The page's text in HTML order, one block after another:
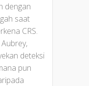
dengan
saat
CRS.
deteksi
pun